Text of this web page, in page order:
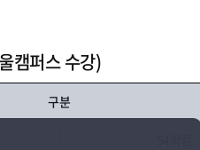
캠퍼스 수강)
구분